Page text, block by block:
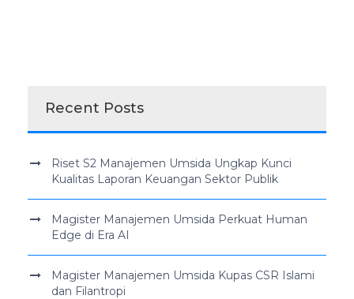
Recent Posts
Riset S2 Manajemen Umsida Ungkap Kunci
Kualitas Laporan Keuangan Sektor Publik
Magister Manajemen Umsida Perkuat Human
Edge di Era AI
Magister Manajemen Umsida Kupas CSR Islami
dan Filantropi